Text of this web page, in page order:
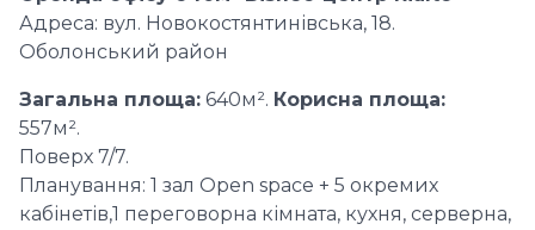
Адреса: вул. Новокостянтинівська, 18.
Оболонський район
Загальна площа: 640м². Корисна площа:
557м².
Поверх 7/7.
Планування: 1 зал Open space + 5 окремих
кабінетів,1 переговорна кімната, кухня, серверна,